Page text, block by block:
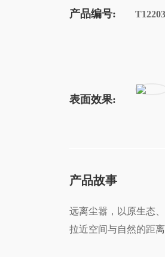
产品编号:
表面效果:
产品故事
远离尘嚣，以原生态
拉近空间与自然的距离